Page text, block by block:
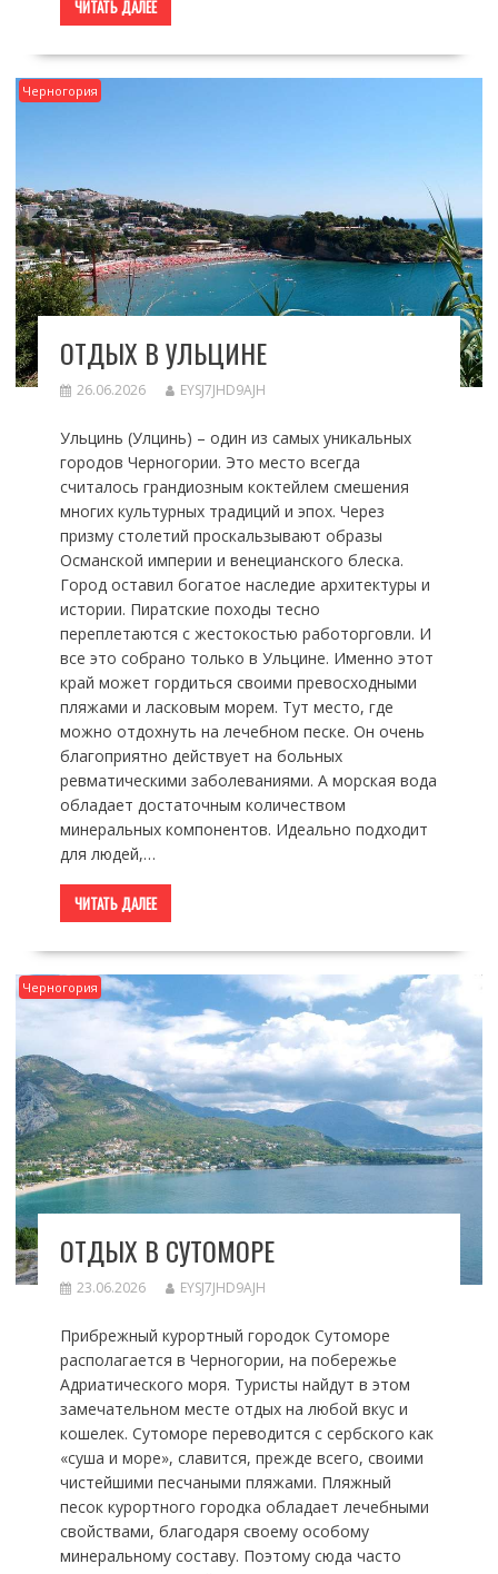
ЧИТАТЬ ДАЛЕЕ
Черногория
ОТДЫХ В УЛЬЦИНЕ
26.06.2026 EYSJ7JHD9AJH
Ульцинь (Улцинь) – один из самых уникальных
городов Черногории. Это место всегда
считалось грандиозным коктейлем смешения
многих культурных традиций и эпох. Через
призму столетий проскальзывают образы
Османской империи и венецианского блеска.
Город оставил богатое наследие архитектуры и
истории. Пиратские походы тесно
переплетаются с жестокостью работорговли. И
все это собрано только в Ульцине. Именно этот
край может гордиться своими превосходными
пляжами и ласковым морем. Тут место, где
можно отдохнуть на лечебном песке. Он очень
благоприятно действует на больных
ревматическими заболеваниями. А морская вода
обладает достаточным количеством
минеральных компонентов. Идеально подходит
для людей,…
ЧИТАТЬ ДАЛЕЕ
Черногория
ОТДЫХ В СУТОМОРЕ
23.06.2026 EYSJ7JHD9AJH
Прибрежный курортный городок Сутоморе
располагается в Черногории, на побережье
Адриатического моря. Туристы найдут в этом
замечательном месте отдых на любой вкус и
кошелек. Сутоморе переводится с сербского как
«суша и море», славится, прежде всего, своими
чистейшими песчаными пляжами. Пляжный
песок курортного городка обладает лечебными
свойствами, благодаря своему особому
минеральному составу. Поэтому сюда часто